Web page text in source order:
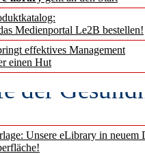
Medienportal Le2B bestellen!
effektives Management
einen Hut
Unsere eLibrary in neuem
der